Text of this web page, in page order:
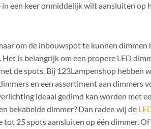
een keer onmiddelijk wilt aansluiten op
om de inbouwspot te kunnen dimmen
is belangrijk om een propere LED
de spots. Bij 123Lampenshop hebben
en een assortiment aan dimmers
ideaal gedimd kan worden met
bekabelde dimmer? Dan raden wij de
tot 25 spots aansluiten op één dimmer. Of